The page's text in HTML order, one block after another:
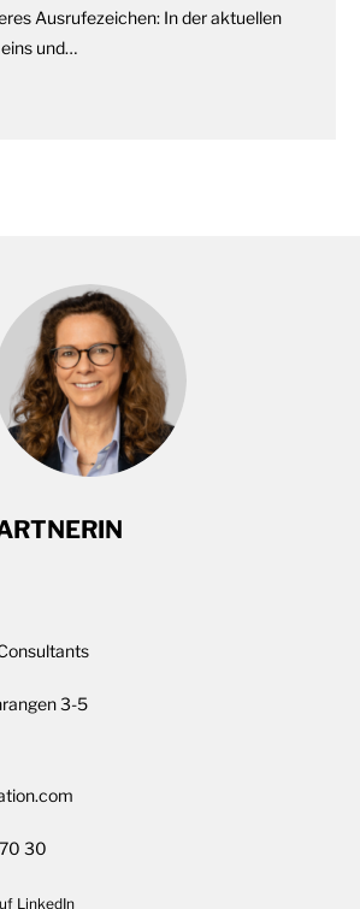
Ausrufezeichen: In der aktuellen
und…
3-5
30
LinkedIn